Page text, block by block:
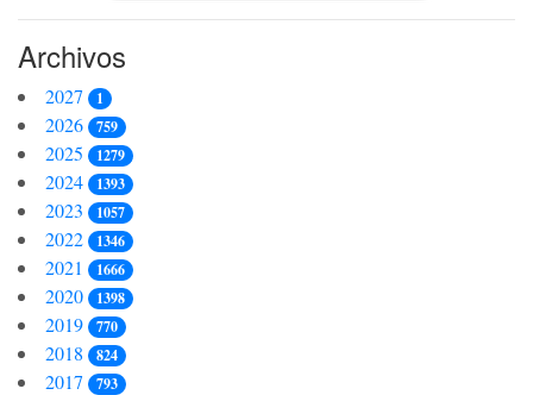
Archivos
2027 1
2026 759
2025 1279
2024 1393
2023 1057
2022 1346
2021 1666
2020 1398
2019 770
2018 824
2017 793